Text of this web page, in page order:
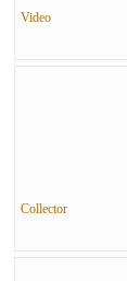
Video
Collector